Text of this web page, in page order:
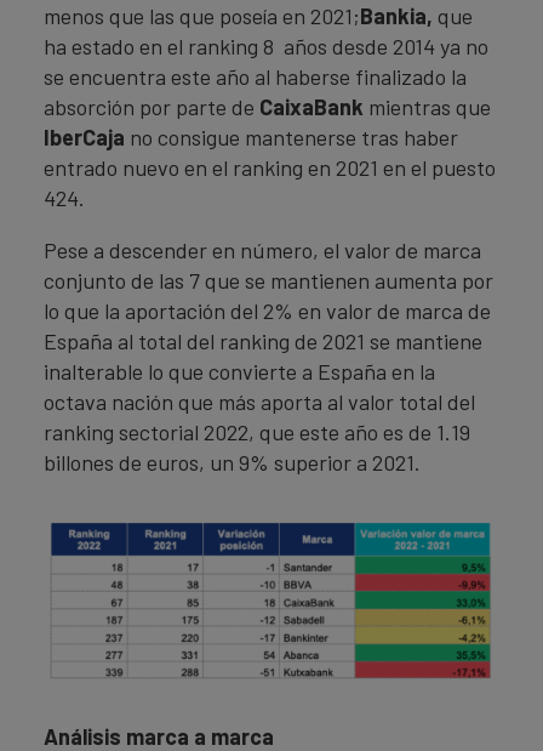
menos que las que poseía en 2021;Bankia, que
ha estado en el ranking 8 años desde 2014 ya no
se encuentra este año al haberse finalizado la
absorción por parte de CaixaBank mientras que
IberCaja no consigue mantenerse tras haber
entrado nuevo en el ranking en 2021 en el puesto
424.
Pese a descender en número, el valor de marca
conjunto de las 7 que se mantienen aumenta por
lo que la aportación del 2% en valor de marca de
España al total del ranking de 2021 se mantiene
inalterable lo que convierte a España en la
octava nación que más aporta al valor total del
ranking sectorial 2022, que este año es de 1.19
billones de euros, un 9% superior a 2021.
Análisis marca a marca